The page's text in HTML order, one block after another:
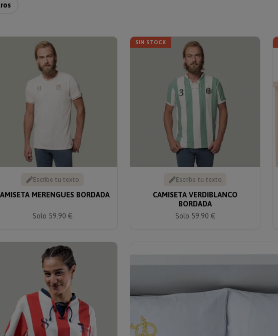
Escribe tu texto
MERENGUES BORDADA
Solo 59.90 €
SIN STOCK
Escribe tu texto
CAMISETA VERDIBLANCO
BORDADA
Solo 59.90 €